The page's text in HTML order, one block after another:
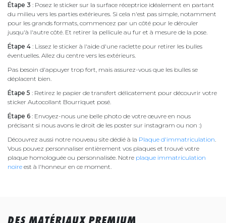
Étape 3 : Posez le sticker sur la surface réceptrice idéalement en partant
du milieu vers les parties extérieures. Si cela n'est pas simple, notamment
pour les grands formats, commencez par un côté pour le dérouler
jusqu'à l'autre côté. Et retirer la pellicule au fur et à mesure de la pose.
Étape 4 : Lissez le sticker à l'aide d'une raclette pour retirer les bulles
éventuelles. Allez du centre vers les extérieurs.
Pas besoin d'appuyer trop fort, mais assurez-vous que les bulles se
déplacent bien.
Étape 5 : Retirez le papier de transfert délicatement pour découvrir votre
sticker Autocollant Bourriquet posé.
Étape 6 : Envoyez-nous une belle photo de votre œuvre en nous
précisant si nous avons le droit de les poster sur instagram ou non :)
Découvrez aussi notre nouveau site dédié à la Plaque d'immatriculation.
Vous pouvez personnaliser entièrement vos plaques et trouvé votre
plaque homologuée ou personnalisée. Notre plaque immatriculation
noire est à l'honneur en ce moment.
DES MATÉRIAUX PREMIUM